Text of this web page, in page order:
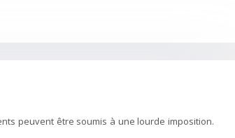
peuvent être soumis à une lourde imposition.